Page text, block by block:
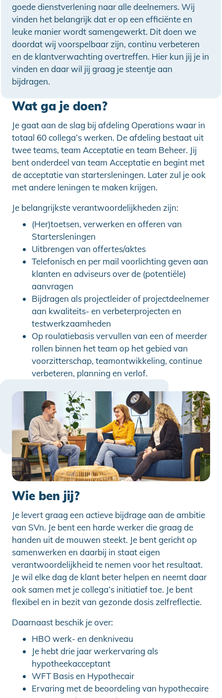
goede dienstverlening naar alle deelnemers. Wij
vinden het belangrijk dat er op een efficiënte en
leuke manier wordt samengewerkt. Dit doen we
doordat wij voorspelbaar zijn, continu verbeteren
en de klantverwachting overtreffen. Hier kun jij je in
vinden en daar wil jij graag je steentje aan
bijdragen.
Wat ga je doen?
Je gaat aan de slag bij afdeling Operations waar in
totaal 60 collega’s werken. De afdeling bestaat uit
twee teams, team Acceptatie en team Beheer. Jij
bent onderdeel van team Acceptatie en begint met
de acceptatie van startersleningen. Later zul je ook
met andere leningen te maken krijgen.
Je belangrijkste verantwoordelijkheden zijn:
(Her)toetsen, verwerken en offeren van
Startersleningen
Uitbrengen van offertes/aktes
Telefonisch en per mail voorlichting geven aan
klanten en adviseurs over de (potentiële)
aanvragen
Bijdragen als projectleider of projectdeelnemer
aan kwaliteits- en verbeterprojecten en
testwerkzaamheden
Op roulatiebasis vervullen van een of meerder
rollen binnen het team op het gebied van
voorzitterschap, teamontwikkeling, continue
verbeteren, planning en verlof.
Wie ben jij?
Je levert graag een actieve bijdrage aan de ambitie
van SVn. Je bent een harde werker die graag de
handen uit de mouwen steekt. Je bent gericht op
samenwerken en daarbij in staat eigen
verantwoordelijkheid te nemen voor het resultaat.
Je wil elke dag de klant beter helpen en neemt daar
ook samen met je collega’s initiatief toe. Je bent
flexibel en in bezit van gezonde dosis zelfreflectie.
Daarnaast beschik je over:
HBO werk- en denkniveau
Je hebt drie jaar werkervaring als
hypotheekacceptant
WFT Basis en Hypothecair
Ervaring met de beoordeling van hypothecaire